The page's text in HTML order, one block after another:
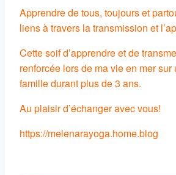
Apprendre de tous, toujours et
liens à travers la transmission et
Cette soif d’apprendre et de
renforcée lors de ma vie en mer
famille durant plus de 3 ans.
Au plaisir d’échanger avec vous!
https://melenarayoga.home.blog